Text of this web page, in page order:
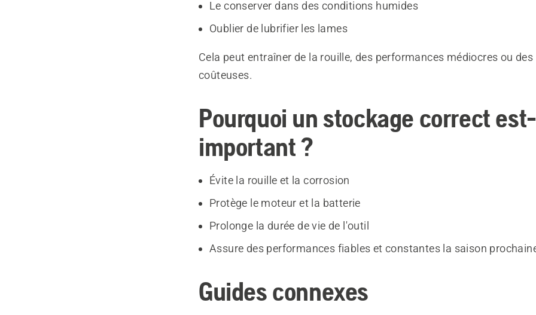
Le conserver dans des conditions humides
Oublier de lubrifier les lames
Cela peut entraîner de la rouille, des performances médiocres ou
coûteuses.
Pourquoi un stockage correct
important ?
Évite la rouille et la corrosion
Protège le moteur et la batterie
Prolonge la durée de vie de l'outil
Assure des performances fiables et constantes la saison
Guides connexes